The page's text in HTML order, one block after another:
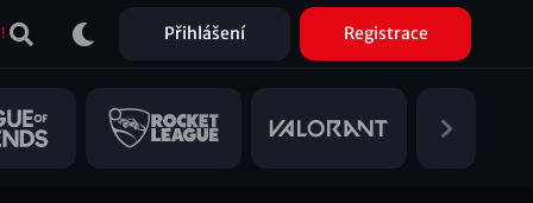
Přihlášení Registrace